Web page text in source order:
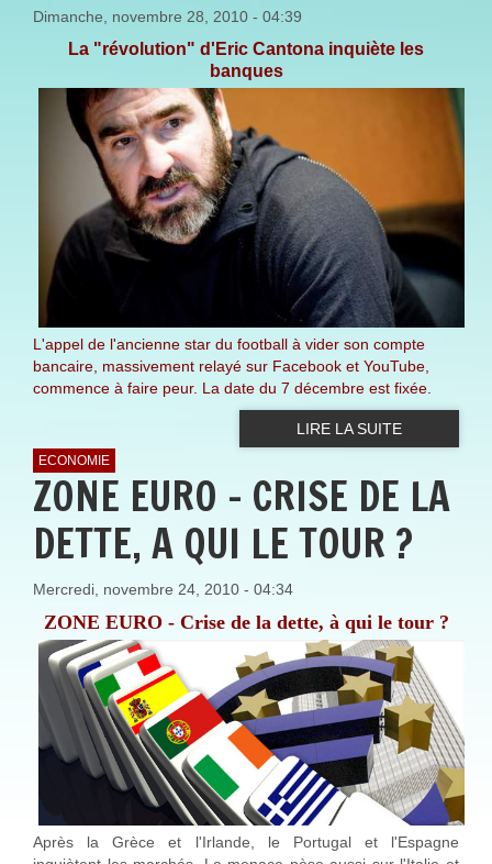
Dimanche, novembre 28, 2010 - 04:39
La "révolution" d'Eric Cantona inquiète les
banques
L'appel de l'ancienne star du football à vider son compte
bancaire, massivement relayé sur Facebook et YouTube,
commence à faire peur. La date du 7 décembre est fixée.
LIRE LA SUITE
ECONOMIE
ZONE EURO - CRISE DE LA
DETTE, A QUI LE TOUR ?
Mercredi, novembre 24, 2010 - 04:34
ZONE EURO - Crise de la dette, à qui le tour ?
Après la Grèce et l'Irlande, le Portugal et l'Espagne